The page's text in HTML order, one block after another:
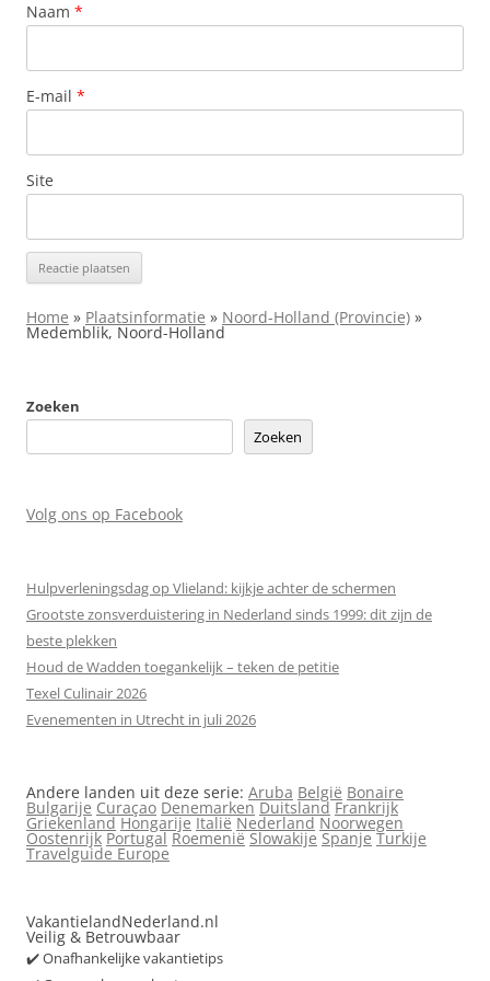
Naam *
E-mail *
Site
Home » Plaatsinformatie » Noord-Holland (Provincie) »
Medemblik, Noord-Holland
Zoeken
Zoeken
Volg ons op Facebook
Hulpverleningsdag op Vlieland: kijkje achter de schermen
Grootste zonsverduistering in Nederland sinds 1999: dit zijn de
beste plekken
Houd de Wadden toegankelijk – teken de petitie
Texel Culinair 2026
Evenementen in Utrecht in juli 2026
Andere landen uit deze serie: Aruba België Bonaire
Bulgarije Curaçao Denemarken Duitsland Frankrijk
Griekenland Hongarije Italië Nederland Noorwegen
Oostenrijk Portugal Roemenië Slowakije Spanje Turkije
Travelguide Europe
VakantielandNederland.nl
Veilig & Betrouwbaar
✔️ Onafhankelijke vakantietips